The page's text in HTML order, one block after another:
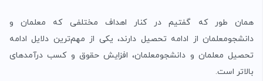
همان طور که گفتیم در کنار اهداف مختلفی که معلمان و
دانشجومعلمان از ادامه تحصیل دارند، یکی از مهم‌ترین دلایل ادامه
تحصیل معلمان و دانشجومعلمان، افزایش حقوق و کسب درآمدهای
بالاتر است.